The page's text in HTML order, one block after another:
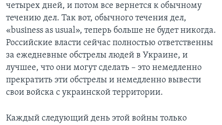
четырех дней, и потом все вернется к обычному
течению дел. Так вот, обычного течения дел,
«business as usual», теперь больше не будет никогда.
Российские власти сейчас полностью ответственны
за ежедневные обстрелы людей в Украине, и
лучшее, что они могут сделать – это немедленно
прекратить эти обстрелы и немедленно вывести
свои войска с украинской территории.
Каждый следующий день этой войны только